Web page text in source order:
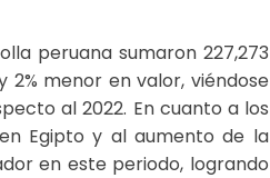
peruana sumaron 227,273
2% menor en valor, viéndose
al 2022. En cuanto a los
Egipto y al aumento de la
en este periodo, logrando